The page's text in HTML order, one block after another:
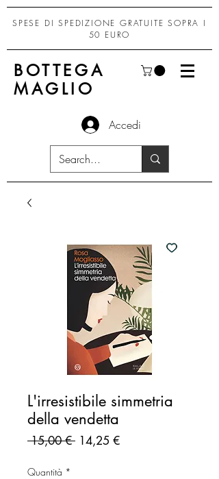
SPESE DI SPEDIZIONE GRATUITE SOPRA I
50 EURO
BOTTEGA
MAGLIO
Accedi
L'irresistibile simmetria
della vendetta
15,00 € Prezzo
14,25 €Prezzo
Quantità *